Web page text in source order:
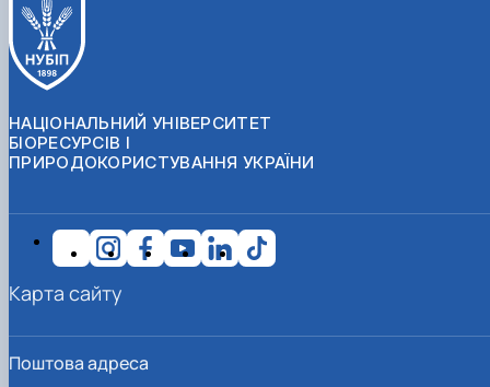
НАЦІОНАЛЬНИЙ УНІВЕРСИТЕТ
БІОРЕСУРСІВ І
ПРИРОДОКОРИСТУВАННЯ УКРАЇНИ
Поштова адреса
Карта сайту